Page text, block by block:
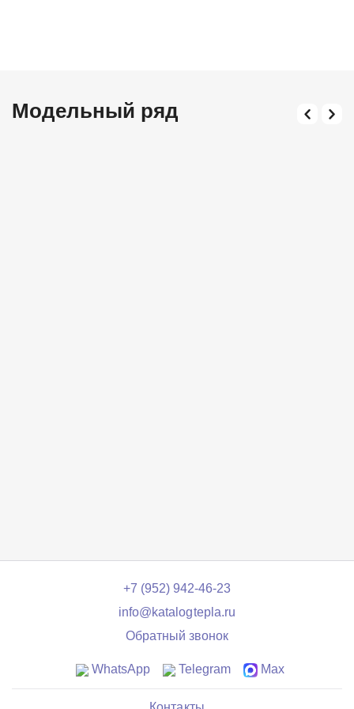
Модельный ряд
+7 (952) 942-46-23
info@katalogtepla.ru
Обратный звонок
WhatsApp Telegram Max